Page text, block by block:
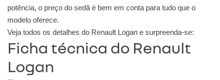
potência, o preço do sedã é bem em conta para tudo que o
modelo oferece.
Veja todos os detalhes do Renault Logan e surpreenda-se:
Ficha técnica do Renault
Logan